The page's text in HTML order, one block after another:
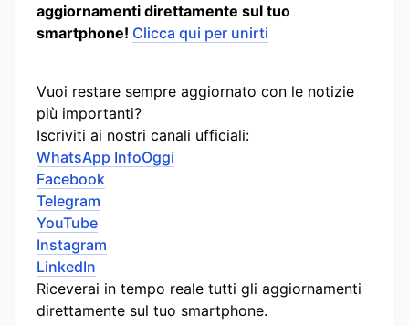
aggiornamenti direttamente sul tuo
smartphone! Clicca qui per unirti
Vuoi restare sempre aggiornato con le notizie
più importanti?
Iscriviti ai nostri canali ufficiali:
WhatsApp InfoOggi
Facebook
Telegram
YouTube
Instagram
LinkedIn
Riceverai in tempo reale tutti gli aggiornamenti
direttamente sul tuo smartphone.